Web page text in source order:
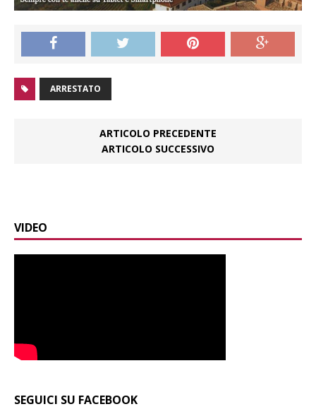
ARRESTATO
ARTICOLO PRECEDENTE
ARTICOLO SUCCESSIVO
VIDEO
SEGUICI SU FACEBOOK